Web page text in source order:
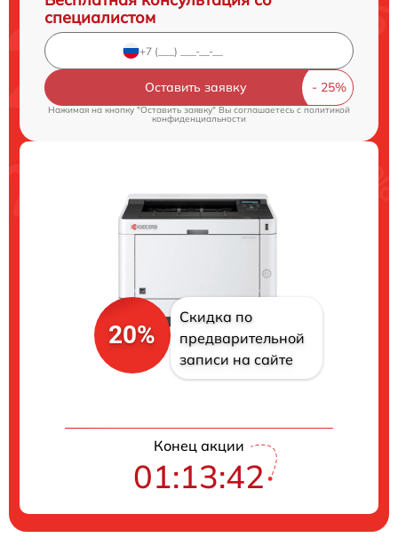
специалистом
Оставить заявку
Нажимая на кнопку "Оставить заявку" Вы соглашаетесь c политикой
конфиденциальности
20%
Скидка по
предварительной
записи на сайте
Конец акции
01:13:41